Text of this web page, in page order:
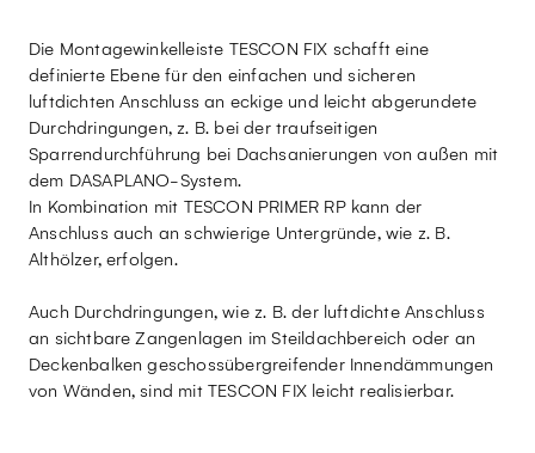
Die Montagewinkelleiste TESCON FIX schafft eine
definierte Ebene für den einfachen und sicheren
luftdichten Anschluss an eckige und leicht abgerundete
Durchdringungen, z. B. bei der traufseitigen
Sparrendurchführung bei Dachsanierungen von außen mit
dem DASAPLANO-System.
In Kombination mit TESCON PRIMER RP kann der
Anschluss auch an schwierige Untergründe, wie z. B.
Althölzer, erfolgen.
Auch Durchdringungen, wie z. B. der luftdichte Anschluss
an sichtbare Zangenlagen im Steildachbereich oder an
Deckenbalken geschossübergreifender Innendämmungen
von Wänden, sind mit TESCON FIX leicht realisierbar.